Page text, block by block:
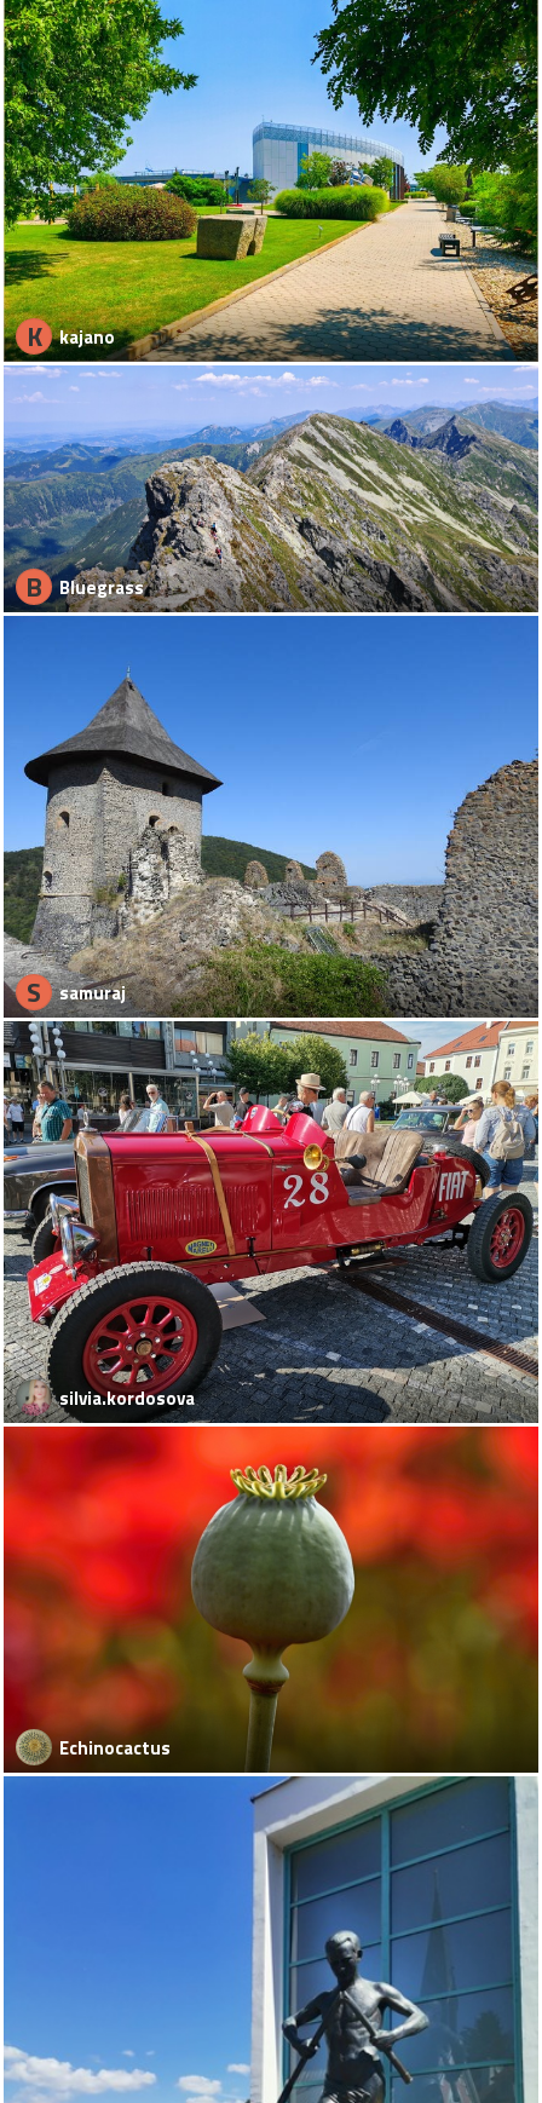
K kajano
B Bluegrass
S samuraj
silvia.kordosova
Echinocactus